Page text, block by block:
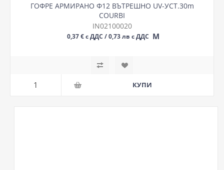
ГОФРЕ АРМИРАНО Ф12 ВЪТРЕШНО UV-УСТ.30m
COURBI
IN02100020
0,37 € с ДДС / 0,73 лв с ДДС М